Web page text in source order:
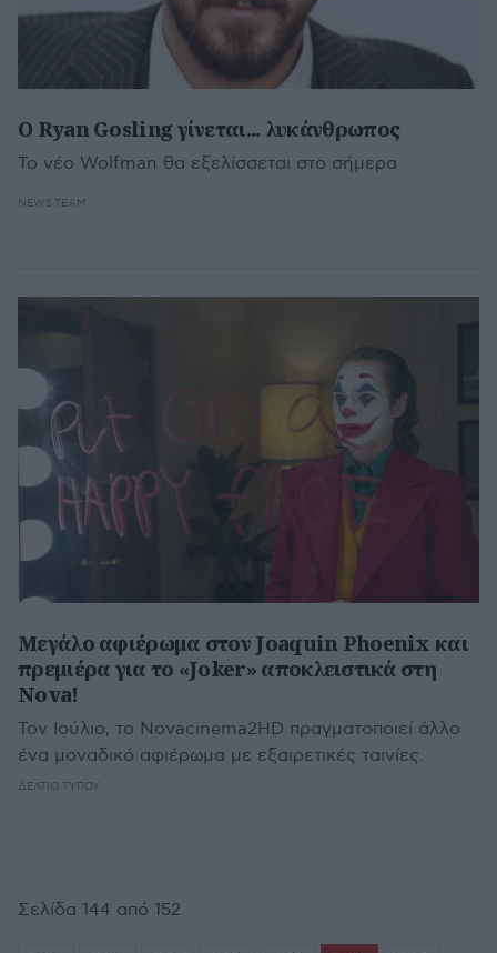
O Ryan Gosling γίνεται... λυκάνθρωπος
Το νέο Wolfman θα εξελίσσεται στο σήμερα
NEWS.TEAM
Μεγάλο αφιέρωμα στον Joaquin Phoenix και
πρεμιέρα για το «Joker» αποκλειστικά στη
Nova!
Τον Ιούλιο, το Novacinema2HD πραγματοποιεί άλλο
ένα μοναδικό αφιέρωμα με εξαιρετικές ταινίες.
ΔΕΛΤΊΟ ΤΎΠΟΥ
Σελίδα 144 από 152